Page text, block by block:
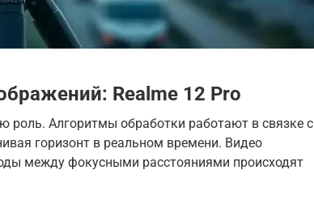
Realme 12 Pro
роль. Алгоритмы обработки работают в связке с
горизонт в реальном времени. Видео
между фокусными расстояниями происходят